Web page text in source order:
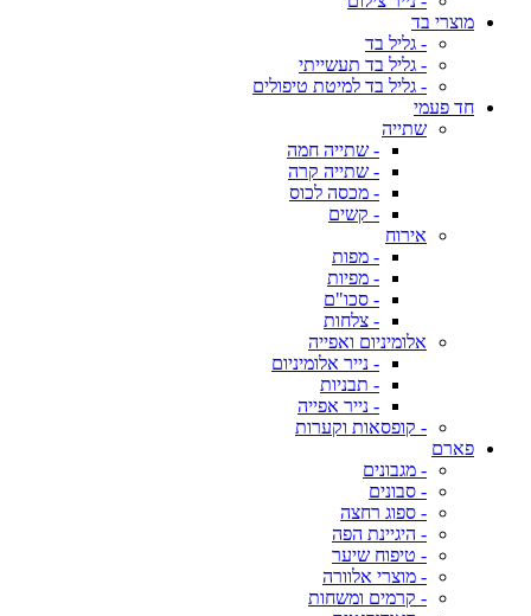
מוצרי בד
- גליל בד
- גליל בד תעשייתי
- גליל בד למיטת טיפולים
חד פעמי
שתייה
- שתייה חמה
- שתייה קרה
- מכסה לכוס
- קשים
אירוח
- מפות
- מפיות
- סכו"ם
- צלחות
אלומיניום ואפייה
- נייר אלומיניום
- תבניות
- נייר אפייה
- קופסאות וקערות
פארם
- מגבונים
- סבונים
- ספוג רחצה
- היגיינת הפה
- טיפוח שיער
- מוצרי אלוורה
- קרמים ומשחות